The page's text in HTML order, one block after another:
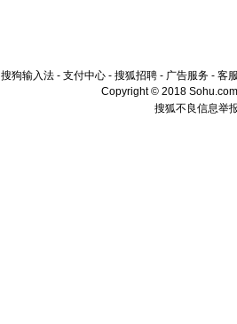
搜狗输入法 - 支付中心 - 搜狐招聘 - 广告服务 - 客
Copyright © 2018
搜狐不良信息举